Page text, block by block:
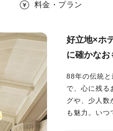
料金・プラン
好立地×ホ
に確かなお
88年の伝統
で、心に残る
グや、少人数
も魅力。いつ